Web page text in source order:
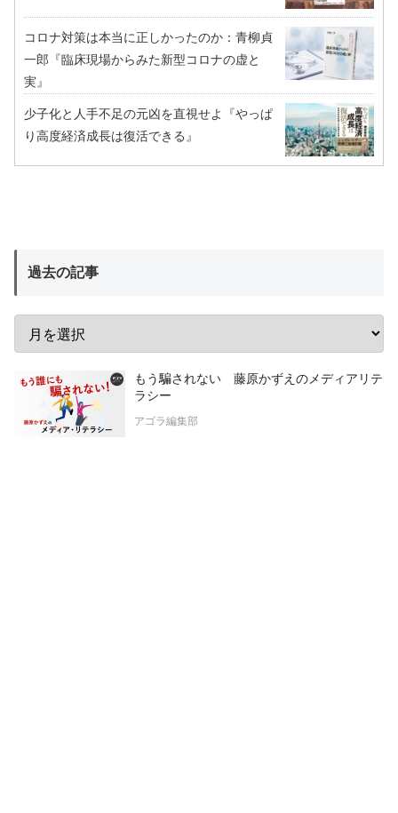
コロナ対策は本当に正しかったのか：青柳貞
一郎『臨床現場からみた新型コロナの虚と
実』
少子化と人手不足の元凶を直視せよ『やっぱ
り高度経済成長は復活できる』
過去の記事
もう騙されない 藤原かずえのメディアリテ
ラシー
アゴラ編集部